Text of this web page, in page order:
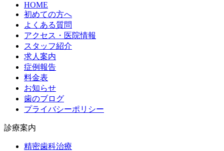
HOME
初めての方へ
よくある質問
アクセス・医院情報
スタッフ紹介
求人案内
症例報告
料金表
お知らせ
歯のブログ
プライバシーポリシー
診療案内
精密歯科治療